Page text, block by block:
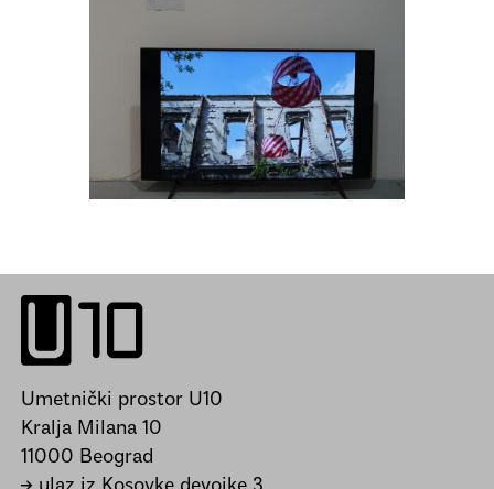
Umetnički prostor U10
Kralja Milana 10
11000 Beograd